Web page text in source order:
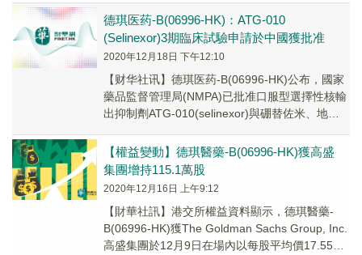
德琪医药-B(06996-HK)：ATG-010
(Selinexor)3期臨床試驗申請於中國獲批准
2020年12月18日 下午12:10
【财华社讯】德琪医药-B(06996-HK)公布，國家
藥品監督管理局(NMPA)已批准口服型選擇性核輸
出抑制劑ATG-010(selinexor)與硼替佐米、地塞
【權益變動】德琪醫藥-B(06996-HK)獲高盛
集團增持115.1萬股
2020年12月16日 上午9:12
【財華社訊】港交所權益資料顯示，德琪醫藥-
B(06996-HK)獲The Goldman Sachs Group, Inc.
高盛集團於12月9日在場內以每股平均價17.5538